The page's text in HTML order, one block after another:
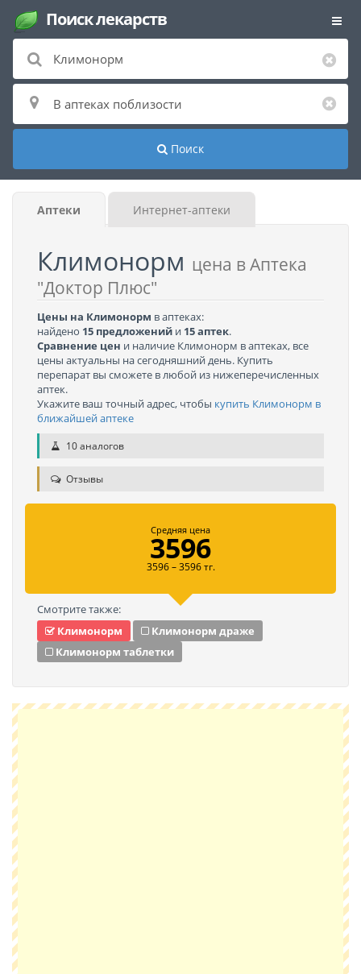
Поиск лекарств
Поиск
Аптеки Интернет-аптеки
Климонорм цена в Аптека
"Доктор Плюс"
Цены на Климонорм в аптеках:
найдено 15 предложений и 15 аптек.
Сравнение цен и наличие Климонорм в аптеках, все
цены актуальны на сегодняшний день. Купить
перепарат вы сможете в любой из нижеперечисленных
аптек.
Укажите ваш точный адрес, чтобы купить Климонорм в
ближайшей аптеке
10 аналогов
Отзывы
Средняя цена
3596
3596 – 3596 тг.
Смотрите также:
Климонорм
Климонорм драже
Климонорм таблетки